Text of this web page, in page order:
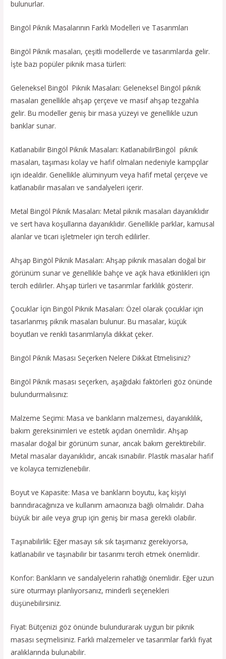
bulunurlar.
Bingöl Piknik Masalarının Farklı Modelleri ve Tasarımları
Bingöl Piknik masaları, çeşitli modellerde ve tasarımlarda gelir.
İşte bazı popüler piknik masa türleri:
Geleneksel Bingöl Piknik Masaları: Geleneksel Bingöl piknik
masaları genellikle ahşap çerçeve ve masif ahşap tezgahla
gelir. Bu modeller geniş bir masa yüzeyi ve genellikle uzun
banklar sunar.
Katlanabilir Bingöl Piknik Masaları: KatlanabilirBingöl piknik
masaları, taşıması kolay ve hafif olmaları nedeniyle kampçılar
için idealdir. Genellikle alüminyum veya hafif metal çerçeve ve
katlanabilir masaları ve sandalyeleri içerir.
Metal Bingöl Piknik Masaları: Metal piknik masaları dayanıklıdır
ve sert hava koşullarına dayanıklıdır. Genellikle parklar, kamusal
alanlar ve ticari işletmeler için tercih edilirler.
Ahşap Bingöl Piknik Masaları: Ahşap piknik masaları doğal bir
görünüm sunar ve genellikle bahçe ve açık hava etkinlikleri için
tercih edilirler. Ahşap türleri ve tasarımlar farklılık gösterir.
Çocuklar İçin Bingöl Piknik Masaları: Özel olarak çocuklar için
tasarlanmış piknik masaları bulunur. Bu masalar, küçük
boyutları ve renkli tasarımlarıyla dikkat çeker.
Bingöl Piknik Masası Seçerken Nelere Dikkat Etmelisiniz?
Bingöl Piknik masası seçerken, aşağıdaki faktörleri göz önünde
bulundurmalısınız:
Malzeme Seçimi: Masa ve bankların malzemesi, dayanıklılık,
bakım gereksinimleri ve estetik açıdan önemlidir. Ahşap
masalar doğal bir görünüm sunar, ancak bakım gerektirebilir.
Metal masalar dayanıklıdır, ancak ısınabilir. Plastik masalar hafif
ve kolayca temizlenebilir.
Boyut ve Kapasite: Masa ve bankların boyutu, kaç kişiyi
barındıracağınıza ve kullanım amacınıza bağlı olmalıdır. Daha
büyük bir aile veya grup için geniş bir masa gerekli olabilir.
Taşınabilirlik: Eğer masayı sık sık taşımanız gerekiyorsa,
katlanabilir ve taşınabilir bir tasarımı tercih etmek önemlidir.
Konfor: Bankların ve sandalyelerin rahatlığı önemlidir. Eğer uzun
süre oturmayı planlıyorsanız, minderli seçenekleri
düşünebilirsiniz.
Fiyat: Bütçenizi göz önünde bulundurarak uygun bir piknik
masası seçmelisiniz. Farklı malzemeler ve tasarımlar farklı fiyat
aralıklarında bulunabilir.